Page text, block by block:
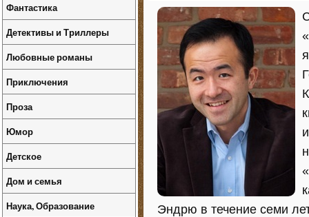
Эндрю в течение семи
Фантастика
Детективы и Триллеры
Любовные романы
Приключения
Проза
Юмор
Детское
Дом и семья
Наука, Образование